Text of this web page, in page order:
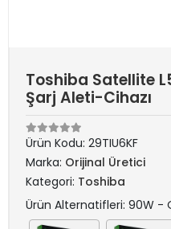
Toshiba Satellite
Şarj Aleti-Cihazı
Ürün Kodu: 29TIU6KF
Marka: Orijinal Üretici
Kategori: Toshiba
Ürün Alternatifleri: 90W -